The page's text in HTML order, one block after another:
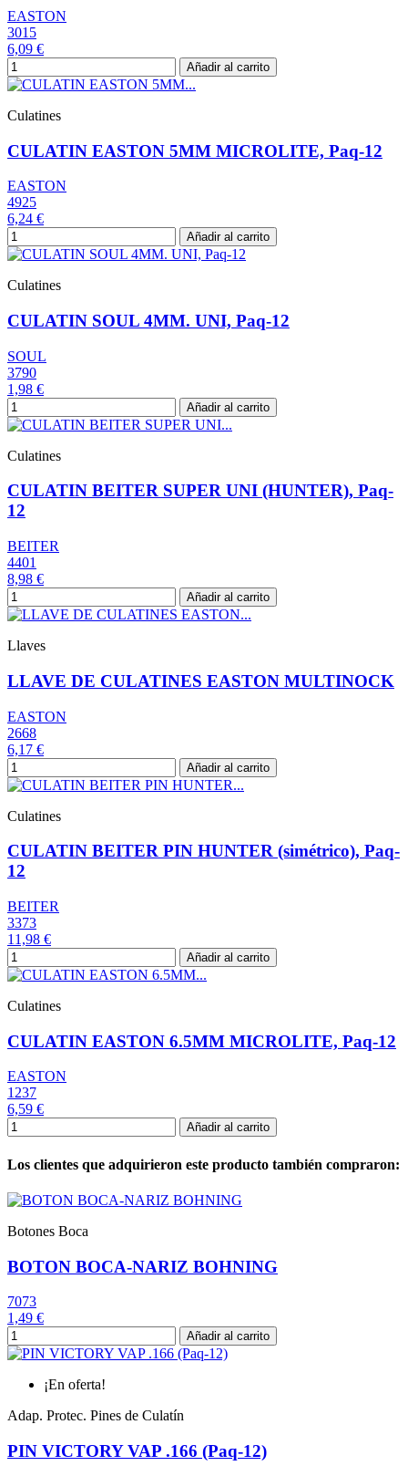
EASTON
3015
6,09 €
Añadir al carrito
Culatines
CULATIN EASTON 5MM MICROLITE, Paq-12
EASTON
4925
6,24 €
Añadir al carrito
Culatines
CULATIN SOUL 4MM. UNI, Paq-12
SOUL
3790
1,98 €
Añadir al carrito
Culatines
CULATIN BEITER SUPER UNI (HUNTER), Paq-
12
BEITER
4401
8,98 €
Añadir al carrito
Llaves
LLAVE DE CULATINES EASTON MULTINOCK
EASTON
2668
6,17 €
Añadir al carrito
Culatines
CULATIN BEITER PIN HUNTER (simétrico), Paq-
12
BEITER
3373
11,98 €
Añadir al carrito
Culatines
CULATIN EASTON 6.5MM MICROLITE, Paq-12
EASTON
1237
6,59 €
Añadir al carrito
Los clientes que adquirieron este producto también compraron:
Botones Boca
BOTON BOCA-NARIZ BOHNING
7073
1,49 €
Añadir al carrito
¡En oferta!
Adap. Protec. Pines de Culatín
PIN VICTORY VAP .166 (Paq-12)